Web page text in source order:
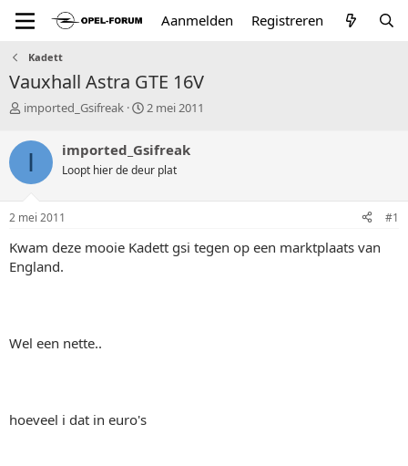
Aanmelden Registreren
Kadett
Vauxhall Astra GTE 16V
T
p
s
a
t
e
imported_Gsifreak
S
r
t
a
m
2 mei 2011
I imported_Gsifreak
Loopt hier de deur plat
2 mei 2011 #1
Kwam deze mooie Kadett gsi tegen op een marktplaats van
England.
Wel een nette..
hoeveel i dat in euro's